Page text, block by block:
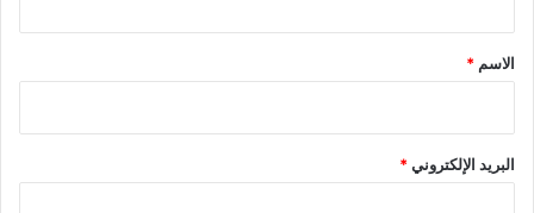
*
الاسم *
البريد الإلكتروني*